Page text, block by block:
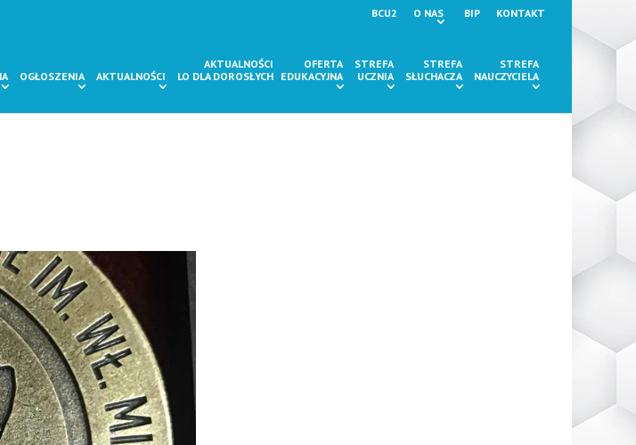
BCU2 O NAS BIP KONTAKT
OGŁOSZENIA AKTUALNOŚCI
AKTUALNOŚCI
LO DLA DOROSŁYCH
OFERTA
EDUKACYJNA
STREFA
UCZNIA
STREFA
SŁUCHACZA
STREFA
NAUCZYCIELA